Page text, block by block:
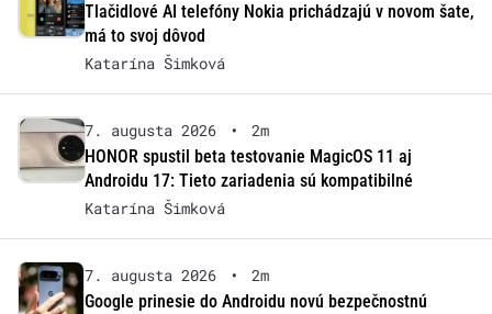
Tlačidlové AI telefóny Nokia prichádzajú v novom šate,
má to svoj dôvod
Katarína Šimková
7. augusta 2026 •
2m
HONOR spustil beta testovanie MagicOS 11 aj
Androidu 17: Tieto zariadenia sú kompatibilné
Katarína Šimková
7. augusta 2026 •
2m
Google prinesie do Androidu novú bezpečnostnú